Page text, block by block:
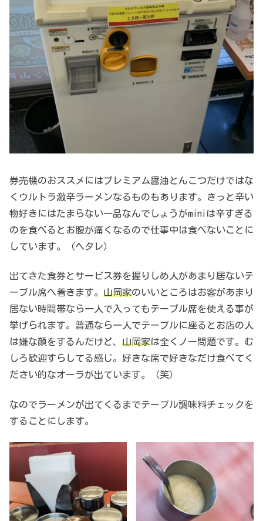
券売機のおススメにはプレミアム醤油とんこつだけではな
くウルトラ激辛ラーメンなるものもあります。きっと辛い
物好きにはたまらない一品なんでしょうがminiは辛すぎる
のを食べるとお腹が痛くなるので仕事中は食べないことに
しています。（ヘタレ）
出てきた食券とサービス券を握りしめ人があまり居ないテ
ーブル席へ着きます。 山岡家のいいところはお客があまり
居ない時間帯なら一人で入ってもテーブル席を使える事が
挙げられます。普通なら一人でテーブルに座るとお店の人
は嫌な顔をするんだけど、 山岡家は全くノー問題です。む
しろ歓迎すらしてる感じ。好きな席で好きなだけ食べてく
ださい的なオーラが出ています。（笑）
なのでラーメンが出てくるまでテーブル調味料チェックを
することにします。